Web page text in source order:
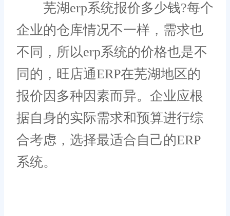
芜湖erp系统报价多少钱?每个
企业的仓库情况不一样，需求也
不同，所以erp系统的价格也是不
同的，旺店通ERP在芜湖地区的
报价因多种因素而异。企业应根
据自身的实际需求和预算进行综
合考虑，选择最适合自己的ERP
系统。